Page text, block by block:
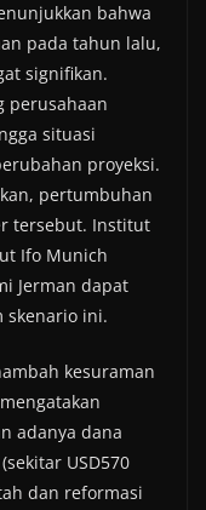
bahwa
pada tahun lalu,
signifikan.
perusahaan
situasi
proyeksi.
pertumbuhan
tersebut. Institut
Ifo Munich
Jerman dapat
skenario ini.
kesuraman
adanya dana
USD570
dan reformasi